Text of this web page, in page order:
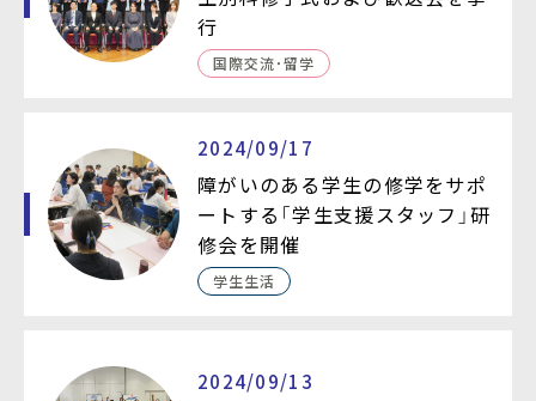
行
国際交流・留学
2024/09/17
障がいのある学生の修学をサポ
ートする「学生支援スタッフ」研
修会を開催
学生生活
2024/09/13